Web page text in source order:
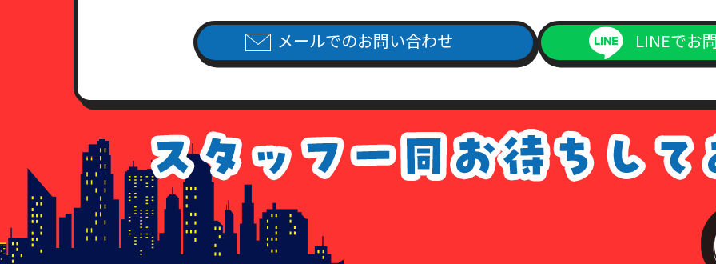
7．各種請求のお手続き方法
当社指定の申請用紙
に必要事項をご記入の上、上記本人確認書類の(1)～(4)のいずれかの写しを添付の上
（当社指定の申請用紙は、こちらよりダウンロード出来ます）
個人情報利用停止申請書
個人情報訂正追加削除請求書
委任状
8．手数料について
情報開示のご請求を頂いた場合、1回につき書留送料440円分の切手を申請書類に同封して下さい。
手数料が不足している場合、及び手数料が同封されていなかった場合は、その旨をご連絡させて頂きま
払いのなかった場合につきましては、各種請求はなかったものとして処理させて頂きますので、あらか
9. 各種請求に応じることが出来ない場合について
メールでのお問い合わせ LINEでお